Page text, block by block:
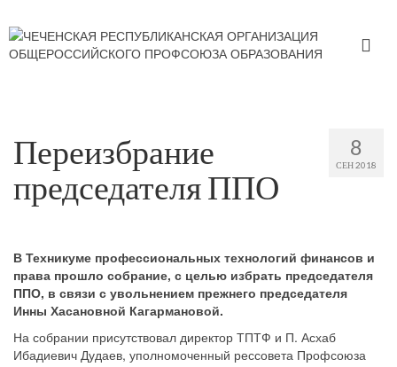
8
СЕН 2018
Переизбрание
председателя ППО
В Техникуме профессиональных технологий финансов и
права прошло собрание, с целью избрать председателя
ППО, в связи с увольнением прежнего председателя
Инны Хасановной Кагармановой.
На собрании присутствовал директор ТПТФ и П. Асхаб
Ибадиевич Дудаев, уполномоченный рессовета Профсоюза